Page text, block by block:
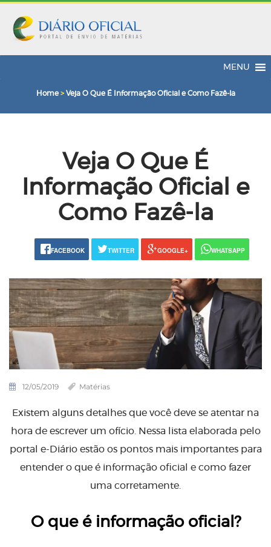
MENU
Home> Veja O Que É Informação Oficial e Como Fazê-la
Veja O Que É
Informação Oficial e
Como Fazê-la
FACEBOOK TWITTER GOOGLE+ WHATSAPP
12/05/2019 Matérias
Existem alguns detalhes que você deve se atentar na
hora de escrever um ofício. Nessa lista elaborada pelo
portal e-Diário estão os pontos mais importantes para
entender o que é informação oficial e como fazer
uma corretamente.
O que é informação oficial?